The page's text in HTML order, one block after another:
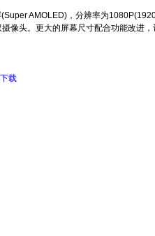
AMOLED)，分辨率为
像头。更大的屏幕尺寸配合功能改进，